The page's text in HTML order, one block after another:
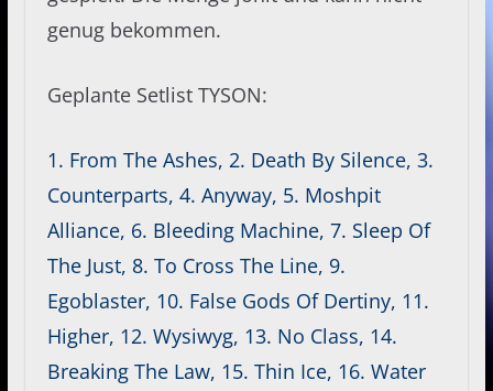
genug bekommen.
Geplante Setlist TYSON:
1. From The Ashes, 2. Death By Silence, 3.
Counterparts, 4. Anyway, 5. Moshpit
Alliance, 6. Bleeding Machine, 7. Sleep Of
The Just, 8. To Cross The Line, 9.
Egoblaster, 10. False Gods Of Dertiny, 11.
Higher, 12. Wysiwyg, 13. No Class, 14.
Breaking The Law, 15. Thin Ice, 16. Water